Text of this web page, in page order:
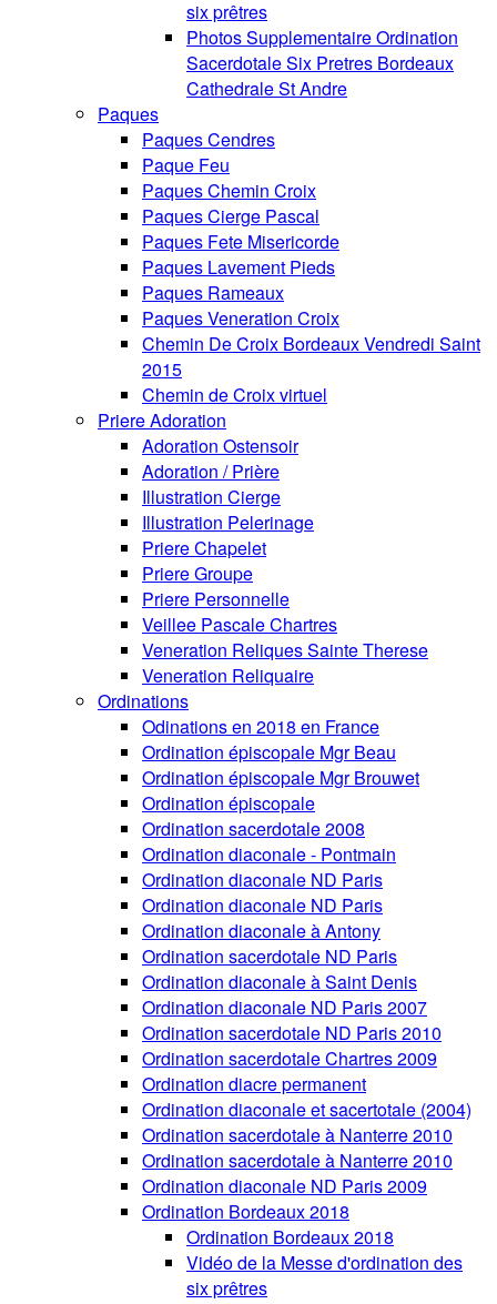
six prêtres
Photos Supplementaire Ordination
Sacerdotale Six Pretres Bordeaux
Cathedrale St Andre
Paques
Paques Cendres
Paque Feu
Paques Chemin Croix
Paques Cierge Pascal
Paques Fete Misericorde
Paques Lavement Pieds
Paques Rameaux
Paques Veneration Croix
Chemin De Croix Bordeaux Vendredi Saint
2015
Chemin de Croix virtuel
Priere Adoration
Adoration Ostensoir
Adoration / Prière
Illustration Cierge
Illustration Pelerinage
Priere Chapelet
Priere Groupe
Priere Personnelle
Veillee Pascale Chartres
Veneration Reliques Sainte Therese
Veneration Reliquaire
Ordinations
Odinations en 2018 en France
Ordination épiscopale Mgr Beau
Ordination épiscopale Mgr Brouwet
Ordination épiscopale
Ordination sacerdotale 2008
Ordination diaconale - Pontmain
Ordination diaconale ND Paris
Ordination diaconale ND Paris
Ordination diaconale à Antony
Ordination sacerdotale ND Paris
Ordination diaconale à Saint Denis
Ordination diaconale ND Paris 2007
Ordination sacerdotale ND Paris 2010
Ordination sacerdotale Chartres 2009
Ordination diacre permanent
Ordination diaconale et sacertotale (2004)
Ordination sacerdotale à Nanterre 2010
Ordination sacerdotale à Nanterre 2010
Ordination diaconale ND Paris 2009
Ordination Bordeaux 2018
Ordination Bordeaux 2018
Vidéo de la Messe d'ordination des
six prêtres